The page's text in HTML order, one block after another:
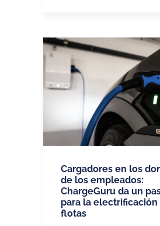
Cargadores en los
de los empleados:
ChargeGuru da un
para la electrificación
flotas